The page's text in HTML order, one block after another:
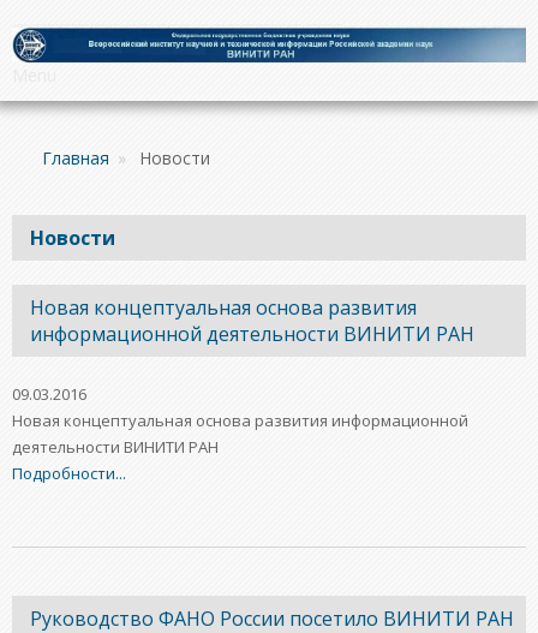
Главная » Новости
Новости
Новая концептуальная основа развития
информационной деятельности ВИНИТИ РАН
09.03.2016
Новая концептуальная основа развития информационной
деятельности ВИНИТИ РАН
Подробности...
Руководство ФАНО России посетило ВИНИТИ РАН